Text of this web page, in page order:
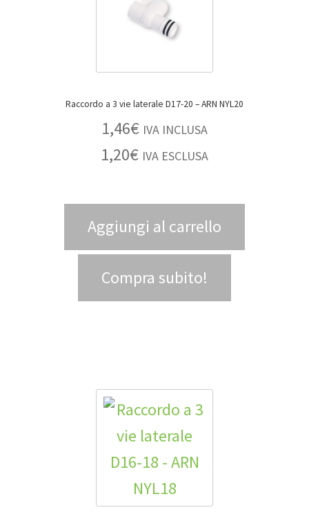
Raccordo a 3 vie laterale D17-20 – ARN NYL20
1,46€ IVA INCLUSA
1,20€ IVA ESCLUSA
Aggiungi al carrello
Compra subito!